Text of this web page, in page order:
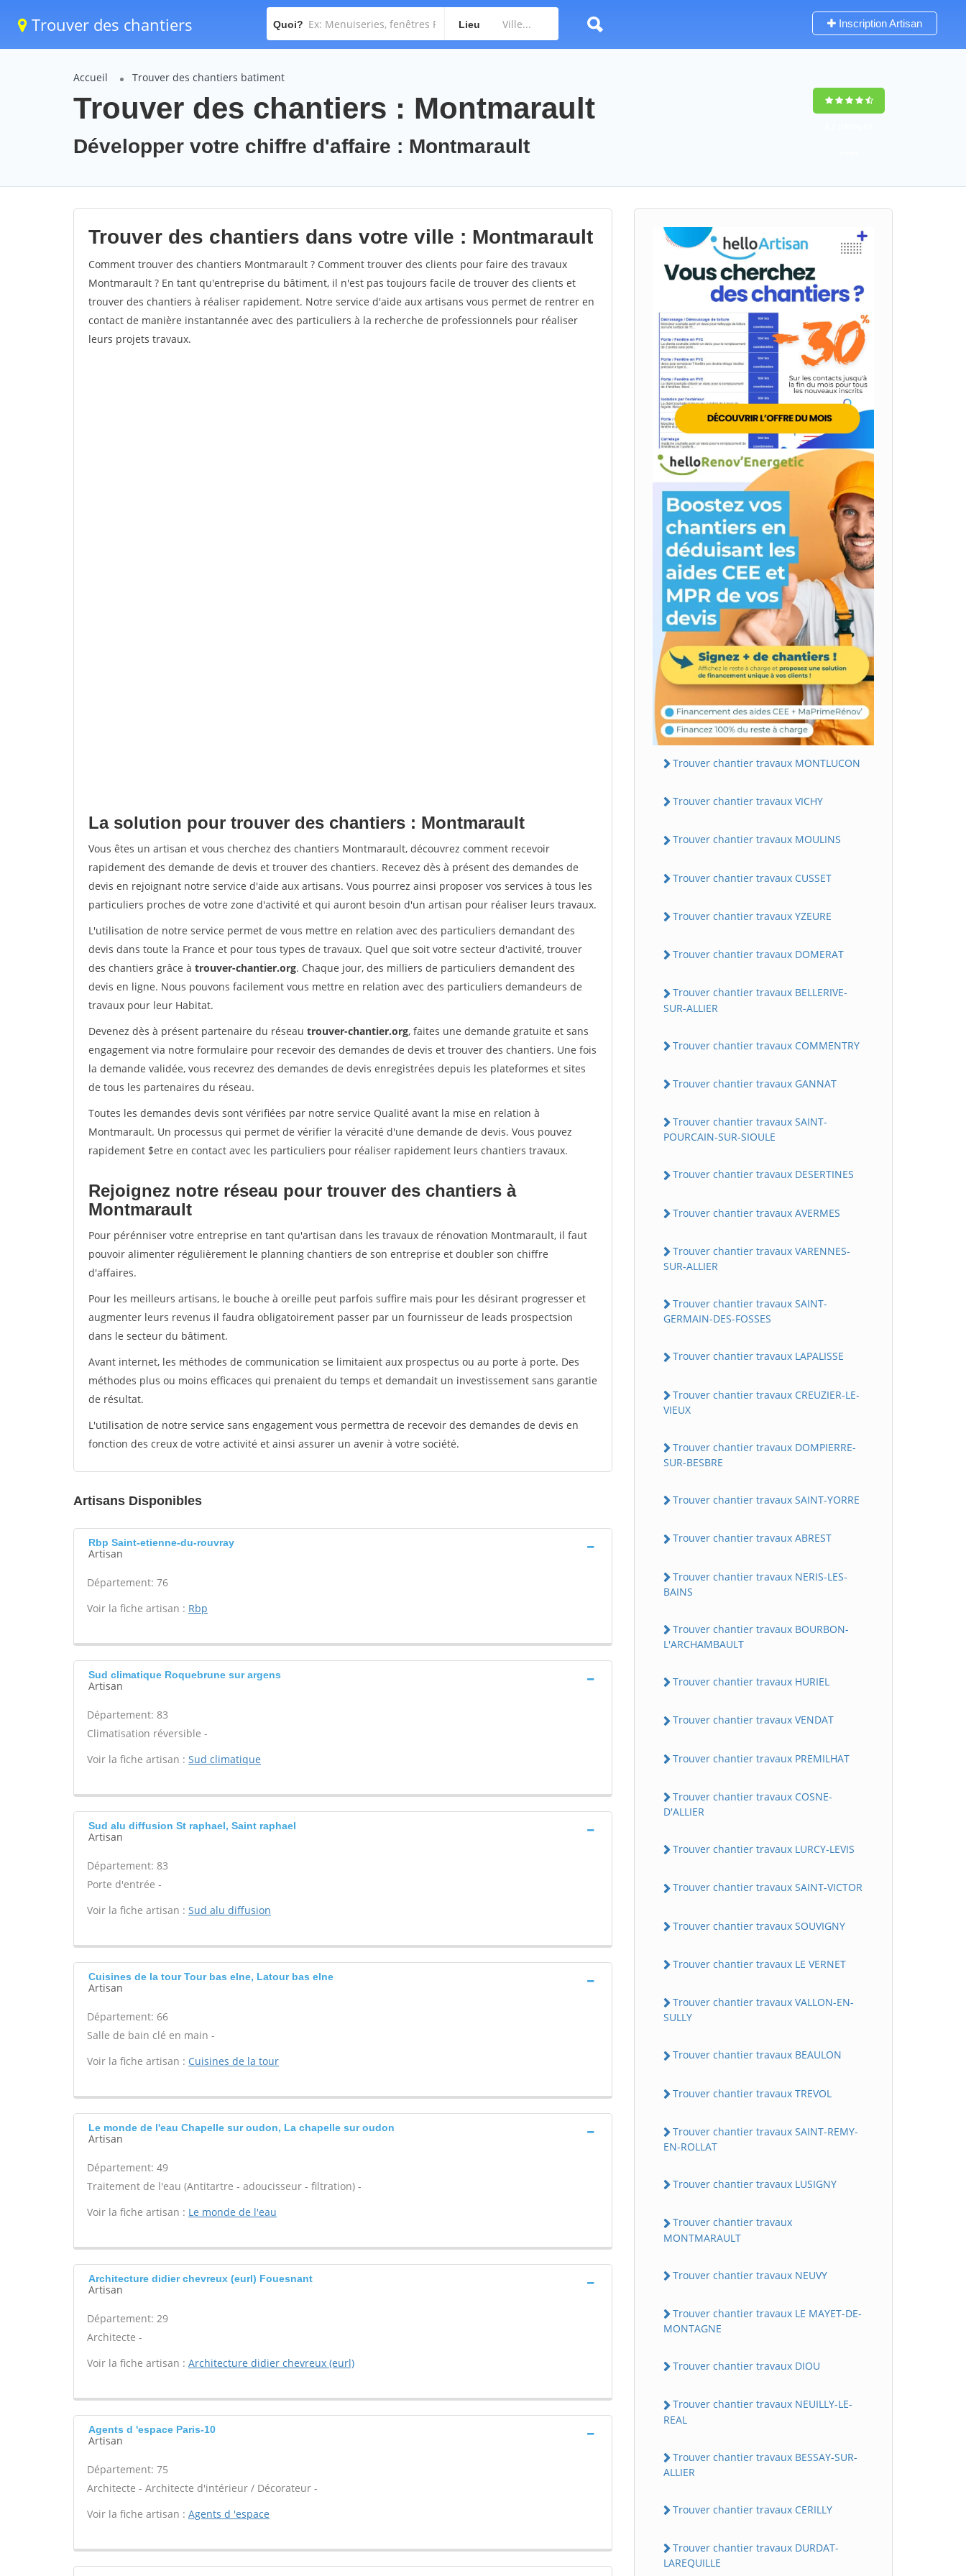
Trouver des chantiers Quoi? Lieu Inscription Artisan
Accueil Trouver des chantiers batiment
Trouver des chantiers : Montmarault
Développer votre chiffre d'affaire : Montmarault
Trouver des chantiers dans votre ville : Montmarault
Comment trouver des chantiers Montmarault ? Comment trouver des clients pour faire des travaux
Montmarault ? En tant qu'entreprise du bâtiment, il n'est pas toujours facile de trouver des clients et
trouver des chantiers à réaliser rapidement. Notre service d'aide aux artisans vous permet de rentrer en
contact de manière instantannée avec des particuliers à la recherche de professionnels pour réaliser
leurs projets travaux.
La solution pour trouver des chantiers : Montmarault
Vous êtes un artisan et vous cherchez des chantiers Montmarault, découvrez comment recevoir
rapidement des demande de devis et trouver des chantiers. Recevez dès à présent des demandes de
devis en rejoignant notre service d'aide aux artisans. Vous pourrez ainsi proposer vos services à tous les
particuliers proches de votre zone d'activité et qui auront besoin d'un artisan pour réaliser leurs travaux.
L'utilisation de notre service permet de vous mettre en relation avec des particuliers demandant des
devis dans toute la France et pour tous types de travaux. Quel que soit votre secteur d'activité, trouver
des chantiers grâce à trouver-chantier.org. Chaque jour, des milliers de particuliers demandent des
devis en ligne. Nous pouvons facilement vous mettre en relation avec des particuliers demandeurs de
travaux pour leur Habitat.
Devenez dès à présent partenaire du réseau trouver-chantier.org, faites une demande gratuite et sans
engagement via notre formulaire pour recevoir des demandes de devis et trouver des chantiers. Une fois
la demande validée, vous recevrez des demandes de devis enregistrées depuis les plateformes et sites
de tous les partenaires du réseau.
Toutes les demandes devis sont vérifiées par notre service Qualité avant la mise en relation à
Montmarault. Un processus qui permet de vérifier la véracité d'une demande de devis. Vous pouvez
rapidement $etre en contact avec les particuliers pour réaliser rapidement leurs chantiers travaux.
Rejoignez notre réseau pour trouver des chantiers à
Montmarault
Pour pérénniser votre entreprise en tant qu'artisan dans les travaux de rénovation Montmarault, il faut
pouvoir alimenter régulièrement le planning chantiers de son entreprise et doubler son chiffre
d'affaires.
Pour les meilleurs artisans, le bouche à oreille peut parfois suffire mais pour les désirant progresser et
augmenter leurs revenus il faudra obligatoirement passer par un fournisseur de leads prospectsion
dans le secteur du bâtiment.
Avant internet, les méthodes de communication se limitaient aux prospectus ou au porte à porte. Des
méthodes plus ou moins efficaces qui prenaient du temps et demandait un investissement sans garantie
de résultat.
L'utilisation de notre service sans engagement vous permettra de recevoir des demandes de devis en
fonction des creux de votre activité et ainsi assurer un avenir à votre société.
Artisans Disponibles
Rbp Saint-etienne-du-rouvray
Artisan
Département: 76
Voir la fiche artisan : Rbp
Sud climatique Roquebrune sur argens
Artisan
Département: 83
Climatisation réversible -
Voir la fiche artisan : Sud climatique
Sud alu diffusion St raphael, Saint raphael
Artisan
Département: 83
Porte d'entrée -
Voir la fiche artisan : Sud alu diffusion
Cuisines de la tour Tour bas elne, Latour bas elne
Artisan
Département: 66
Salle de bain clé en main -
Voir la fiche artisan : Cuisines de la tour
Le monde de l'eau Chapelle sur oudon, La chapelle sur oudon
Artisan
Département: 49
Traitement de l'eau (Antitartre - adoucisseur - filtration) -
Voir la fiche artisan : Le monde de l'eau
Architecture didier chevreux (eurl) Fouesnant
Artisan
Département: 29
Architecte -
Voir la fiche artisan : Architecture didier chevreux (eurl)
Agents d 'espace Paris-10
Artisan
Département: 75
Architecte - Architecte d'intérieur / Décorateur -
Voir la fiche artisan : Agents d 'espace
Trouver chantier travaux MONTLUCON
Trouver chantier travaux VICHY
Trouver chantier travaux MOULINS
Trouver chantier travaux CUSSET
Trouver chantier travaux YZEURE
Trouver chantier travaux DOMERAT
Trouver chantier travaux BELLERIVE-
SUR-ALLIER
Trouver chantier travaux COMMENTRY
Trouver chantier travaux GANNAT
Trouver chantier travaux SAINT-
POURCAIN-SUR-SIOULE
Trouver chantier travaux DESERTINES
Trouver chantier travaux AVERMES
Trouver chantier travaux VARENNES-
SUR-ALLIER
Trouver chantier travaux SAINT-
GERMAIN-DES-FOSSES
Trouver chantier travaux LAPALISSE
Trouver chantier travaux CREUZIER-LE-
VIEUX
Trouver chantier travaux DOMPIERRE-
SUR-BESBRE
Trouver chantier travaux SAINT-YORRE
Trouver chantier travaux ABREST
Trouver chantier travaux NERIS-LES-
BAINS
Trouver chantier travaux BOURBON-
L'ARCHAMBAULT
Trouver chantier travaux HURIEL
Trouver chantier travaux VENDAT
Trouver chantier travaux PREMILHAT
Trouver chantier travaux COSNE-
D'ALLIER
Trouver chantier travaux LURCY-LEVIS
Trouver chantier travaux SAINT-VICTOR
Trouver chantier travaux SOUVIGNY
Trouver chantier travaux LE VERNET
Trouver chantier travaux VALLON-EN-
SULLY
Trouver chantier travaux BEAULON
Trouver chantier travaux TREVOL
Trouver chantier travaux SAINT-REMY-
EN-ROLLAT
Trouver chantier travaux LUSIGNY
Trouver chantier travaux
MONTMARAULT
Trouver chantier travaux NEUVY
Trouver chantier travaux LE MAYET-DE-
MONTAGNE
Trouver chantier travaux DIOU
Trouver chantier travaux NEUILLY-LE-
REAL
Trouver chantier travaux BESSAY-SUR-
ALLIER
Trouver chantier travaux CERILLY
Trouver chantier travaux DURDAT-
LAREQUILLE